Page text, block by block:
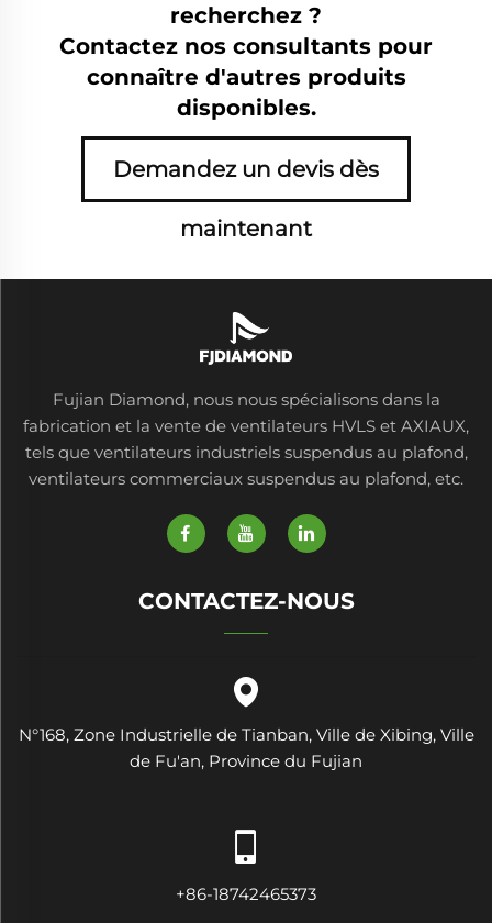
recherchez ?
Contactez nos consultants pour
connaître d'autres produits
disponibles.
Demandez un devis dès
maintenant
Fujian Diamond, nous nous spécialisons dans la
fabrication et la vente de ventilateurs HVLS et AXIAUX,
tels que ventilateurs industriels suspendus au plafond,
ventilateurs commerciaux suspendus au plafond, etc.
CONTACTEZ-NOUS
N°168, Zone Industrielle de Tianban, Ville de Xibing, Ville
de Fu'an, Province du Fujian
+86-18742465373